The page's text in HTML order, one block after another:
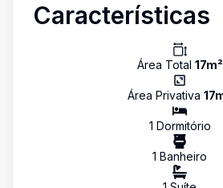
Características
Área Total 17m²
Área Privativa 17
1 Dormitório
1 Banheiro